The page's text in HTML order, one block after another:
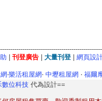
刊登廣告 大量刊登 網頁設
‧樂活租屋網‧ 中壢租屋網 ‧ 福爾
數位科技 代為設計==